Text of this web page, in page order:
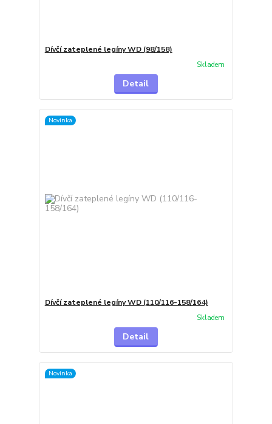
Dívčí zateplené legíny WD (98/158)
Skladem
Detail
Novinka
Dívčí zateplené legíny WD (110/116-158/164)
Skladem
Detail
Novinka